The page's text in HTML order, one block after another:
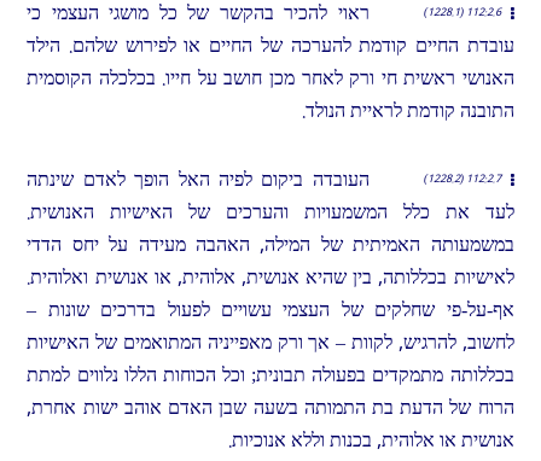
112:2.6 (1228.1)
ראוי להכיר בהקשר של כל מושגי העצמי כי
עובדת החיים קודמת להערכה של החיים או לפירוש שלהם. הילד
האנושי ראשית חי ורק לאחר מכן חושב על חייו. בכלכלה הקוסמית
התובנה קודמת לראיית הנולד.
112:2.7 (1228.2)
העובדה ביקום לפיה האל הופך לאדם שינתה
לעד את כלל המשמעויות והערכים של האישיות האנושית.
במשמעותה האמיתית של המילה, האהבה מעידה על יחס הדדי
לאישיות בכללותה, בין שהיא אנושית, אלוהית, או אנושית ואלוהית.
אף-על-פי שחלקים של העצמי עשויים לפעול בדרכים שונות –
לחשוב, להרגיש, לקוות – אך ורק מאפייניה המתואמים של האישיות
בכללותה מתמקדים בפעולה תבונית; וכל הכוחות הללו נלווים למתת
הרוח של הדעת בת התמותה בשעה שבן האדם אוהב ישות אחרת,
אנושית או אלוהית, בכנות וללא אנוכיות.